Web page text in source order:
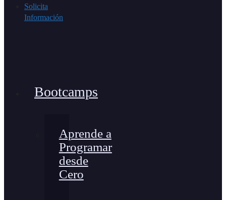
Solicita
Información
Bootcamps
Aprende a
Programar
desde
Cero